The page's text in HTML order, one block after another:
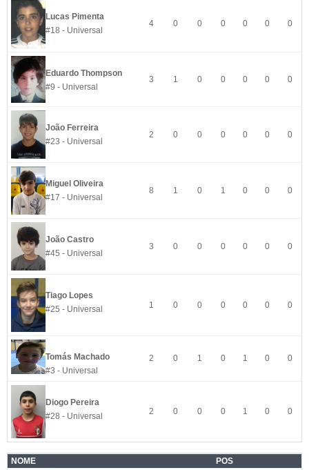
Lucas Pimenta
#18 - Universal
4 0 0 0 0 0 0
Eduardo Thompson
#9 - Universal
3 1 0 0 0 0 0
João Ferreira
#23 - Universal
2 0 0 0 0 0 0
Miguel Oliveira
#17 - Universal
8 1 0 1 0 0 0
João Castro
#45 - Universal
3 0 0 0 0 0 0
Tiago Lopes
#25 - Universal
1 0 0 0 0 0 0
Tomás Machado
#3 - Universal
2 0 1 0 1 0 0
Diogo Pereira
#28 - Universal
2 0 0 0 1 0 0
NOME POS